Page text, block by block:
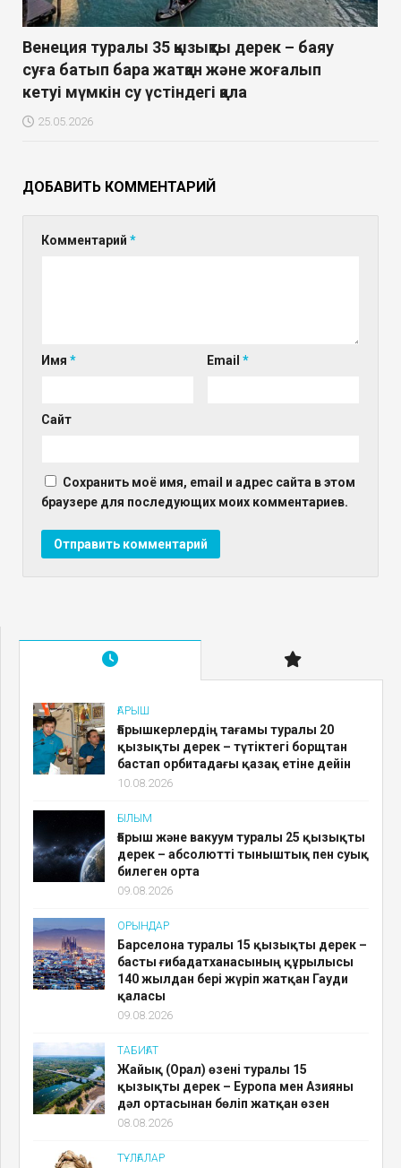
Венеция туралы 35 қызықты дерек – баяу
суға батып бара жатқан және жоғалып
кетуі мүмкін су үстіндегі қала
25.05.2026
ДОБАВИТЬ КОММЕНТАРИЙ
Комментарий *
Имя * Email*
Сайт
Сохранить моё имя, email и адрес сайта в этом
браузере для последующих моих комментариев.
ҒАРЫШ
Ғарышкерлердің тағамы туралы 20
қызықты дерек – түтіктегі борщтан
бастап орбитадағы қазақ етіне дейін
10.08.2026
ҒЫЛЫМ
Ғарыш және вакуум туралы 25 қызықты
дерек – абсолютті тыныштық пен суық
билеген орта
09.08.2026
ОРЫНДАР
Барселона туралы 15 қызықты дерек –
басты ғибадатханасының құрылысы
140 жылдан бері жүріп жатқан Гауди
қаласы
09.08.2026
ТАБИҒАТ
Жайық (Орал) өзені туралы 15
қызықты дерек – Еуропа мен Азияны
дәл ортасынан бөліп жатқан өзен
08.08.2026
ТҰЛҒАЛАР